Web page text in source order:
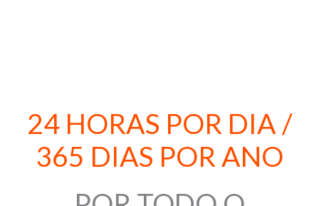
24 HORAS POR DIA /
365 DIAS POR ANO